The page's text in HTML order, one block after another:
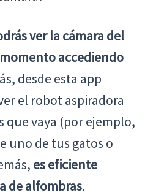
ver la cámara del
accediendo
desde esta app
el robot aspiradora
que vaya (por ejemplo,
uno de tus gatos o
es eficiente
de alfombras.